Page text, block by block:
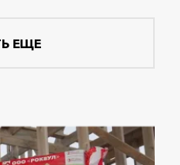
действия до
ЕЩЕ